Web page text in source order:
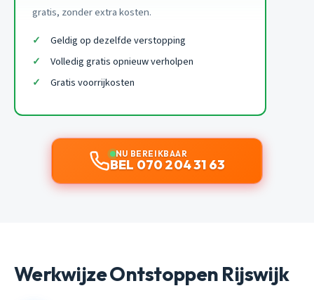
gratis, zonder extra kosten.
Geldig op dezelfde verstopping
Volledig gratis opnieuw verholpen
Gratis voorrijkosten
NU BEREIKBAAR
BEL 070 204 31 63
Werkwijze Ontstoppen Rijswijk